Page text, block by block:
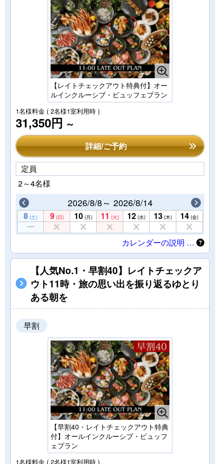
【レイトチェックアウト特典付】オー
ルインクルーシブ・ビュッフェプラン
1名様料金 ( 2名様1室利用時 )
31,350円 ～
詳細/ご予約
定員
2～4名様
2026/8/8～ 2026/8/14
8 (土) 9 (日) 10 (月) 11 (火) 12 (水) 13 (木) 14 (金)
カレンダーの説明 …
【人気No.1・早割40】レイトチェックア
ウト11時・旅の思い出を振り返るゆとり
ある朝を
早割
【早割40・レイトチェックアウト特典
付】オールインクルーシブ・ビュッフ
ェプラン
1名様料金 ( 2名様1室利用時 )